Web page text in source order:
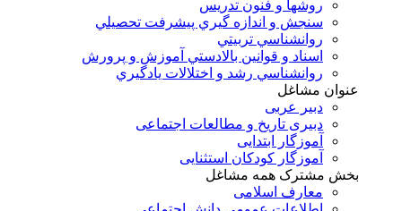
روشها و فنون تدريس
سنجش و اندازه گيري پيشرفت تحصيلي
روانشناسي تربيتي
اسناد و قوانين بالادستي آموزش و پرورش
روانشناسي رشد و اختلالات يادگيري
عنوان مشاغل
دبير عربی
دبیری تاریخ و مطالعات اجتماعی
آموزگار ابتدایی
آموزگار کودکان استثنایی
بخش مشترک همه مشاغل
معارف اسلامی